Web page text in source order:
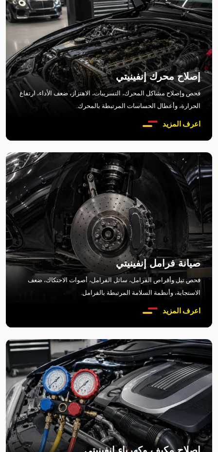
إصلاح محرك إنفينيتي
فحص وإصلاح مشاكل المحرك، التسريبات، الاهتزاز، ضعف الأداء، ارتفاع
الحرارة، وأعطال الحساسات المرتبطة بالمحرك.
اعرف المزيد
صيانة فرامل إنفينيتي
فحص تيل وأقراص الفرامل، سائل الفرامل، أصوات الاحتكاك، ضعف
الاستجابة، وأنظمة السلامة المرتبطة بالفرامل.
اعرف المزيد
إصلاح مكيف وكهرباء إنفينيتي